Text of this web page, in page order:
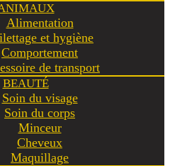
Alimentation
et hygiène
Comportement
de transport
BEAUTÉ
Soin du visage
Soin du corps
Minceur
Cheveux
Maquillage